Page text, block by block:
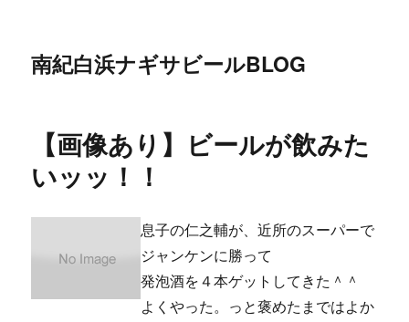
南紀白浜ナギサビールBLOG
【画像あり】ビールが飲みた
いッッ！！
息子の仁之輔が、近所のスーパーで
ジャンケンに勝って
発泡酒を４本ゲットしてきた＾＾
よくやった。っと褒めたまではよか